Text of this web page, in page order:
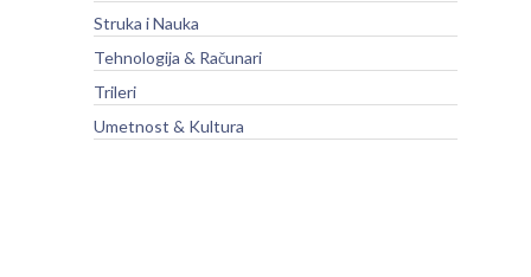
Struka i Nauka
Tehnologija & Računari
Trileri
Umetnost & Kultura